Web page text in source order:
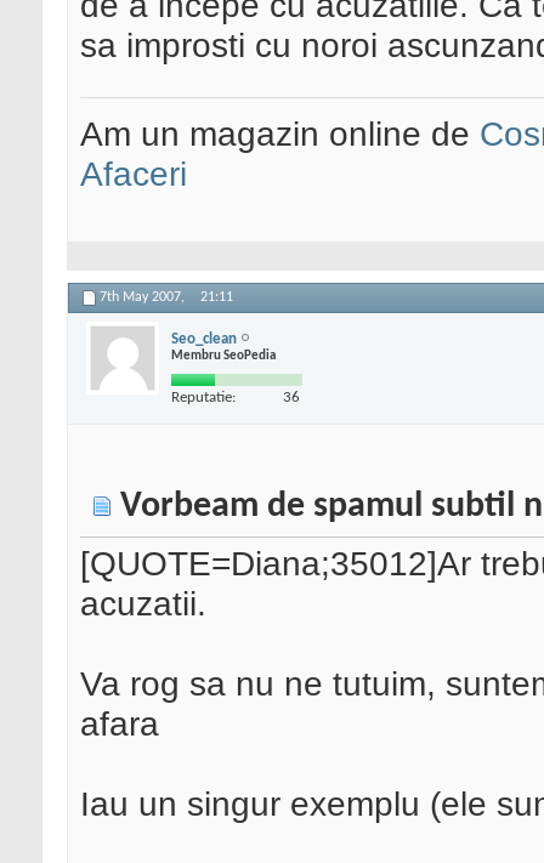
sa improsti cu noroi
Am un magazin online de
Afaceri
7th May 2007, 21:11
Seo_clean
Membru SeoPedia
Reputatie: 36
Vorbeam de spamul subtil
[QUOTE=Diana;35012]Ar
acuzatii.
Va rog sa nu ne tutuim,
afara
Iau un singur exemplu (ele